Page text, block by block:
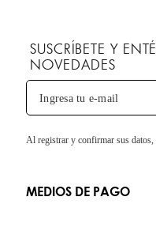
SUSCRÍBETE Y
NOVEDADES
Al registrar y confirmar sus datos,
MEDIOS DE PAGO